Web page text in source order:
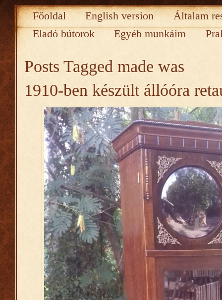
Főoldal English version
Általam
Eladó bútorok
Egyéb munkáim
Posts Tagged made was
1910-ben készült állóóra